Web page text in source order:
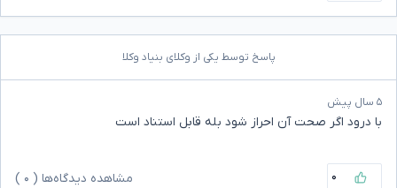
پاسخ توسط یکی از وکلای بنیاد وکلا
۵ سال پیش
با درود اگر صحت آن احراز شود بله قابل استناد است
۰ مشاهده دیدگاه‌ها ( ۰